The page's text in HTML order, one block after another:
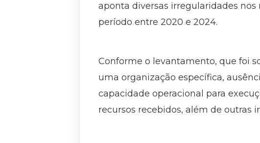
aponta diversas irregularidades
período entre 2020 e 2024.
Conforme o levantamento, que foi
uma organização específica,
capacidade operacional para
recursos recebidos, além de outras